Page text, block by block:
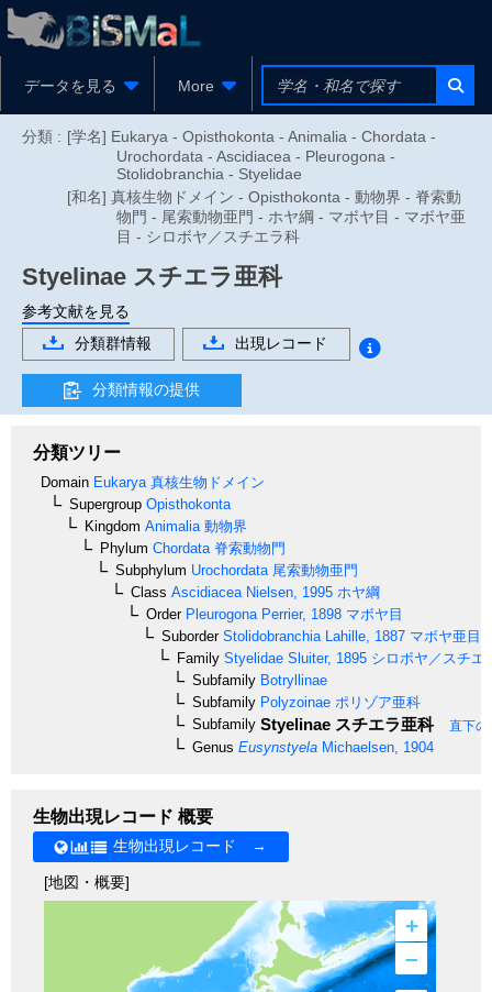
データを見る More
分類 : [学名] Eukarya - Opisthokonta - Animalia - Chordata -
Urochordata - Ascidiacea - Pleurogona -
Stolidobranchia - Styelidae
[和名] 真核生物ドメイン - Opisthokonta - 動物界 - 脊索動
物門 - 尾索動物亜門 - ホヤ綱 - マボヤ目 - マボヤ亜
目 - シロボヤ／スチエラ科
Styelinae スチエラ亜科
参考文献を見る
分類群情報
出現レコード
分類情報の提供
分類ツリー
Domain Eukarya 真核生物ドメイン
Supergroup Opisthokonta
Kingdom Animalia 動物界
Phylum Chordata 脊索動物門
Subphylum Urochordata 尾索動物亜門
Class Ascidiacea Nielsen, 1995 ホヤ綱
OrderPleurogona Perrier, 1898 マボヤ目
SuborderStolidobranchia Lahille, 1887 マボヤ亜目
Family Styelidae Sluiter, 1895 シロボヤ／スチエ
Subfamily Botryllinae
Subfamily Polyzoinae ポリゾア亜科
Subfamily Styelinae スチエラ亜科 直下の
Genus Eusynstyela Michaelsen, 1904
生物出現レコード 概要
生物出現レコード →
[地図・概要]
+
–